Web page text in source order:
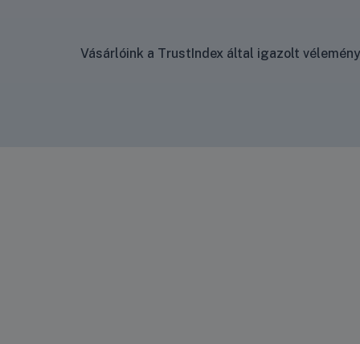
Vásárlóink a TrustIndex által igazolt